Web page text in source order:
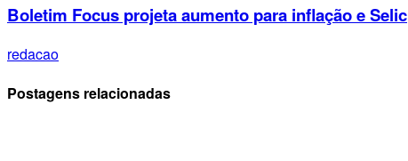
Boletim Focus projeta aumento para inflação e Selic
redacao
Postagens relacionadas